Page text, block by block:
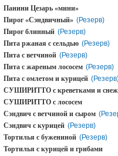
Панини Цезарь «мини»
Пирог «Сэндвичный» (Резерв)
Пирог блинный (Резерв)
Пита ржаная с сельдью (Резерв)
Пита с ветчиной (Резерв)
Пита с жареным лососем (Резерв)
Пита с омлетом и курицей
СУШИРИТТО с креветками и
СУШИРИТТО с лососем
Сэндвич с ветчиной и сыром
Сэндвич с курицей (Резерв)
Тортилья с бужениной (Резерв)
Тортилья с курицей и грибами